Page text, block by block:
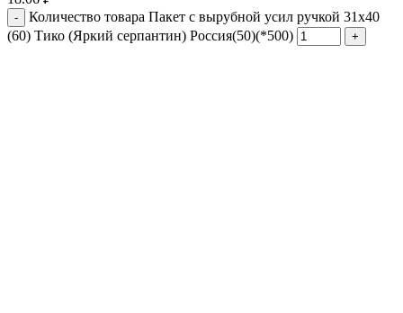
Количество товара Пакет с вырубной усил ручкой 31х40
(60) Тико (Яркий серпантин) Россия(50)(*500)